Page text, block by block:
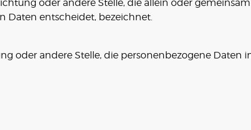
oder andere Stelle, die allein oder
Daten entscheidet, bezeichnet.
oder andere Stelle, die personenbezogene Daten